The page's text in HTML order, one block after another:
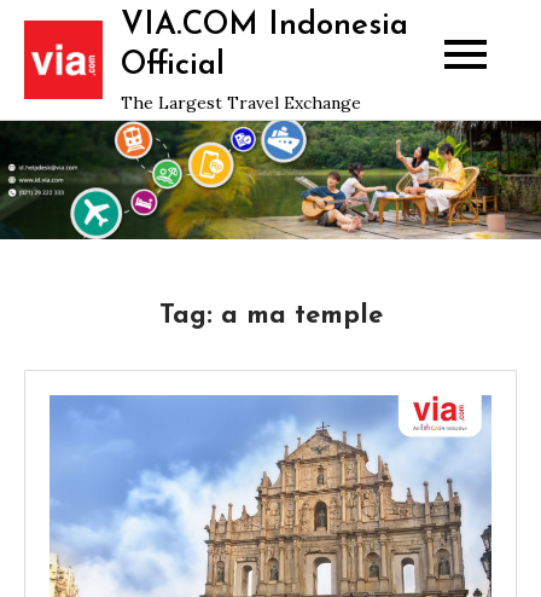
Skip
content
VIA.COM Indonesia
Official
The Largest Travel Exchange
Tag: a ma temple